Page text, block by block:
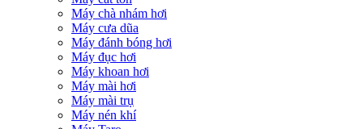
Máy chà nhám hơi
Máy cưa dũa
Máy đánh bóng hơi
Máy đục hơi
Máy khoan hơi
Máy mài hơi
Máy mài trụ
Máy nén khí